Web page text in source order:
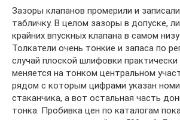
Зазоры клапанов промерили и
табличку. В целом зазоры в допуске,
крайних впускных клапана в самом
Толкатели очень тонкие и запаса по
случай плоской шлифовки
меняется на тонком центральном
рядом с которым цифрами указан
стаканчика, а вот остальная часть
тонка. Пробивка цен по каталогам